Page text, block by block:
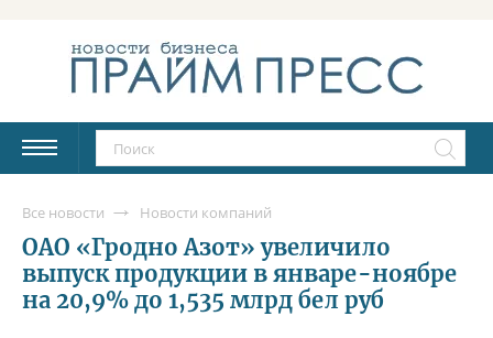
Все новости Новости компаний
ОАО «Гродно Азот» увеличило
выпуск продукции в январе-ноябре
на 20,9% до 1,535 млрд бел руб